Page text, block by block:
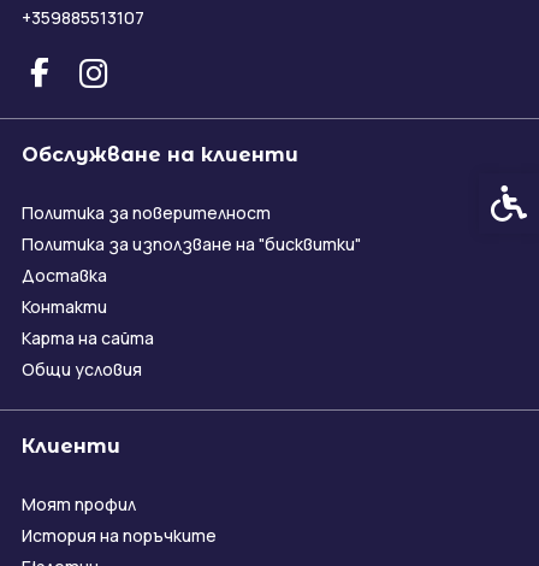
+359885513107
Обслужване на клиенти
Политика за поверителност
Политика за използване на "бисквитки"
Доставка
Контакти
Карта на сайта
Общи условия
Клиенти
Моят профил
История на поръчките